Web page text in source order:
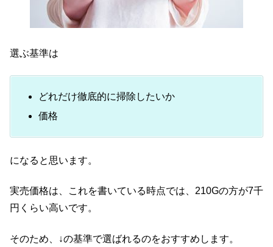
選ぶ基準は
どれだけ徹底的に掃除したいか
価格
になると思います。
実売価格は、これを書いている時点では、210Gの方が7千
円くらい高いです。
そのため、↓の基準で選ばれるのをおすすめします。